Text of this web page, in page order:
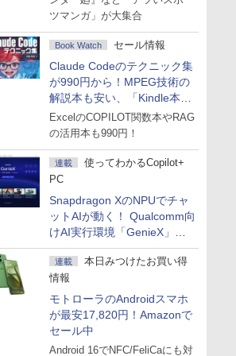
ツマンガ」が大集合
Book Watch セール情報
Claude Codeのテクニック集
が990円から！MPEG技術の
解説本も安い、「Kindle本サ
マーセール」第2弾開始！
ExcelのCOPILOT関数本やRAG
の活用本も990円！
連載
使ってわかるCopilot+
PC
Snapdragon XのNPUでチャ
ットAIが動く！ Qualcomm向
けAI実行環境「GenieX」を
試してみた
連載
本日みつけたお買い得
情報
モトローラのAndroidスマホ
が最安17,820円！Amazonで
セール中
Android 16でNFC/FeliCaにも対